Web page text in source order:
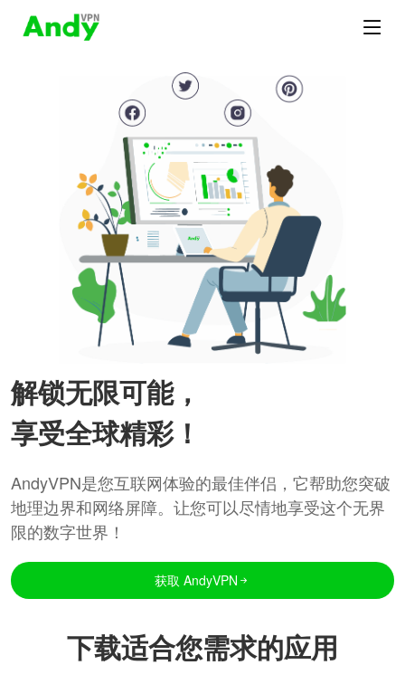
解锁无限可能，
享受全球精彩！
AndyVPN是您互联网体验的最佳伴侣，它帮助您突破
地理边界和网络屏障。让您可以尽情地享受这个无界
限的数字世界！
获取 AndyVPN
下载适合您需求的应用